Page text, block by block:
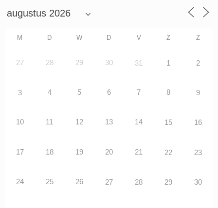
M D W D V Z Z
27 28 29 30 31 1 2
3 4 5 6 7 8 9
10 11 12 13 14 15 16
17 18 19 20 21 22 23
24 25 26 27 28 29 30